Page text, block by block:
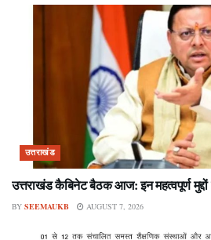
उत्तराखंड
उत्तराखंड कैबिनेट बैठक आज: इन महत्वपूर्ण
BY SEEMAUKB AUGUST 7, 2026